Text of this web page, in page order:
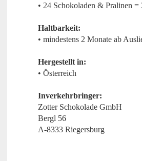
• 24 Schokoladen & Pralinen =
Haltbarkeit:
• mindestens 2 Monate ab
Hergestellt in:
• Österreich
Inverkehrbringer:
Zotter Schokolade GmbH
Bergl 56
A-8333 Riegersburg